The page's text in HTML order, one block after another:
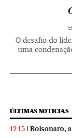
O desafio do
uma
ÚLTIMAS NOTICIAS
12:15 Bolsonaro,